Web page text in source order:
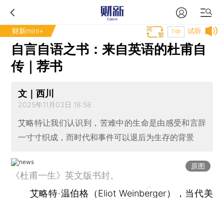
财新mini+ 试听
T中
自言自语之书：来自英语的杜甫自
传｜荐书
文｜西川
2025年11月03日 18:58
艾略特让我们认识到，苦难中的生命是由感受和言辞
一寸寸织成，而时代和事件可以退后为生存的背景
原图
《杜甫一生》英文版书封。
艾略特·温伯格（Eliot Weinberger），当代美